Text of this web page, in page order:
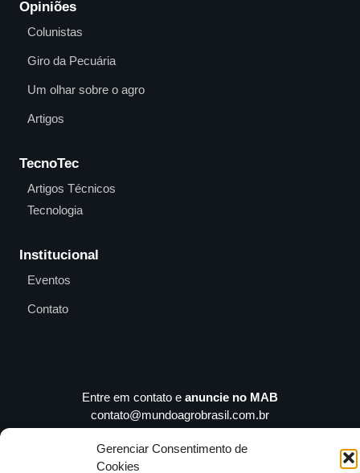
Gerenciar Consentimento de
Cookies
Opiniões
Colunistas
Giro da Pecuária
Um olhar sobre o agro
Artigos
TecnoTec
Artigos Técnicos
Tecnologia
Institucional
Eventos
Contato
Entre em contato e anuncie no MAB
contato@mundoagrobrasil.com.br
DownloadMidiaKit